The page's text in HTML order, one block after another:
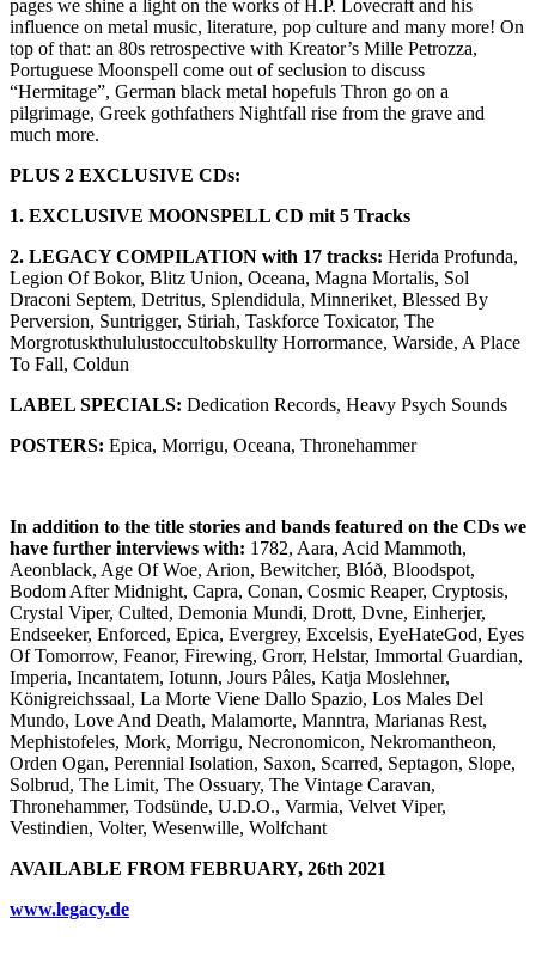
pages we shine a light on the works of H.P. Lovecraft and his
influence on metal music, literature, pop culture and many more! On
top of that: an 80s retrospective with Kreator’s Mille Petrozza,
Portuguese Moonspell come out of seclusion to discuss
“Hermitage”, German black metal hopefuls Thron go on a
pilgrimage, Greek gothfathers Nightfall rise from the grave and
much more.
PLUS 2 EXCLUSIVE CDs:
1. EXCLUSIVE MOONSPELL CD mit 5 Tracks
2. LEGACY COMPILATION with 17 tracks: Herida Profunda,
Legion Of Bokor, Blitz Union, Oceana, Magna Mortalis, Sol
Draconi Septem, Detritus, Splendidula, Minneriket, Blessed By
Perversion, Suntrigger, Stiriah, Taskforce Toxicator, The
Morgrotuskthululustoccultobskullty Horrormance, Warside, A Place
To Fall, Coldun
LABEL SPECIALS: Dedication Records, Heavy Psych Sounds
POSTERS: Epica, Morrigu, Oceana, Thronehammer
In addition to the title stories and bands featured on the CDs we
have further interviews with: 1782, Aara, Acid Mammoth,
Aeonblack, Age Of Woe, Arion, Bewitcher, Blóð, Bloodspot,
Bodom After Midnight, Capra, Conan, Cosmic Reaper, Cryptosis,
Crystal Viper, Culted, Demonia Mundi, Drott, Dvne, Einherjer,
Endseeker, Enforced, Epica, Evergrey, Excelsis, EyeHateGod, Eyes
Of Tomorrow, Feanor, Firewing, Grorr, Helstar, Immortal Guardian,
Imperia, Incantatem, Iotunn, Jours Pâles, Katja Moslehner,
Königreichssaal, La Morte Viene Dallo Spazio, Los Males Del
Mundo, Love And Death, Malamorte, Manntra, Marianas Rest,
Mephistofeles, Mork, Morrigu, Necronomicon, Nekromantheon,
Orden Ogan, Perennial Isolation, Saxon, Scarred, Septagon, Slope,
Solbrud, The Limit, The Ossuary, The Vintage Caravan,
Thronehammer, Todsünde, U.D.O., Varmia, Velvet Viper,
Vestindien, Volter, Wesenwille, Wolfchant
AVAILABLE FROM FEBRUARY, 26th 2021
www.legacy.de